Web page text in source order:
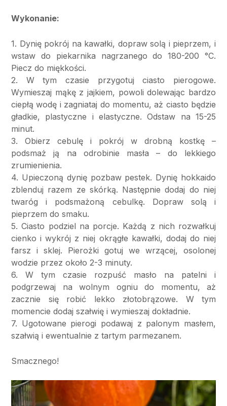
Wykonanie:
1. Dynię pokrój na kawałki, dopraw solą i pieprzem, i
wstaw do piekarnika nagrzanego do 180-200 °C.
Piecz do miękkości.
2. W tym czasie przygotuj ciasto pierogowe.
Wymieszaj mąkę z jajkiem, powoli dolewając bardzo
ciepłą wodę i zagniataj do momentu, aż ciasto będzie
gładkie, plastyczne i elastyczne. Odstaw na 15-25
minut.
3. Obierz cebulę i pokrój w drobną kostkę –
podsmaż ją na odrobinie masła – do lekkiego
zrumienienia.
4. Upieczoną dynię pozbaw pestek. Dynię hokkaido
zblenduj razem ze skórką. Następnie dodaj do niej
twaróg i podsmażoną cebulkę. Dopraw solą i
pieprzem do smaku.
5. Ciasto podziel na porcje. Każdą z nich rozwałkuj
cienko i wykrój z niej okrągłe kawałki, dodaj do niej
farsz i sklej. Pierożki gotuj we wrzącej, osolonej
wodzie przez około 2-3 minuty.
6. W tym czasie rozpuść masło na patelni i
podgrzewaj na wolnym ogniu do momentu, aż
zacznie się robić lekko złotobrązowe. W tym
momencie dodaj szałwię i wymieszaj dokładnie.
7. Ugotowane pierogi podawaj z palonym masłem,
szałwią i ewentualnie z tartym parmezanem.
Smacznego!